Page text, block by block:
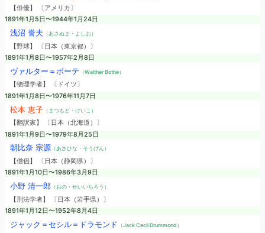
【俳優】 〔アメリカ〕
1891年1月5日〜1944年1月24日
浅沼 誉夫 （あさぬま・よしお）
【野球】 〔日本（東京都）〕
1891年1月8日〜1957年2月8日
ヴァルター＝ボーテ （Walther Bothe）
【物理学者】 〔ドイツ〕
1891年1月8日〜1976年11月7日
松本 恵子（まつもと・けいこ）
【翻訳家】 〔日本（北海道）〕
1891年1月9日〜1979年8月25日
朝比奈 宗源（あさひな・そうげん）
【僧侶】 〔日本（静岡県）〕
1891年1月10日〜1986年3月9日
小野 清一郎（おの・せいいちろう）
【刑法学者】 〔日本（岩手県）〕
1891年1月12日〜1952年8月4日
ジャック＝セシル＝ドラモンド （Jack Cecil Drummond）